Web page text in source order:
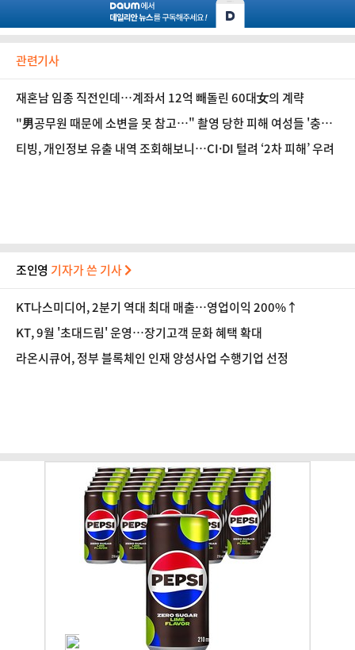
관련기사
재혼남 임종 직전인데…계좌서 12억 빼돌린 60대女의 계략
"男공무원 때문에 소변을 못 참고…" 촬영 당한 피해 여성들 '충격
폭로'
티빙, 개인정보 유출 내역 조회해보니…CI·DI 털려 ‘2차 피해’ 우려
조인영 기자가 쓴 기사
KT나스미디어, 2분기 역대 최대 매출…영업이익 200%↑
KT, 9월 '초대드림' 운영…장기고객 문화 혜택 확대
라온시큐어, 정부 블록체인 인재 양성사업 수행기업 선정